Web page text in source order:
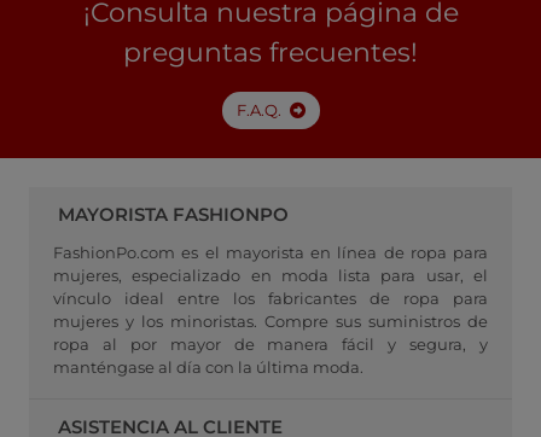
¡Consulta nuestra página de
preguntas frecuentes!
F.A.Q.
MAYORISTA FASHIONPO
FashionPo.com es el mayorista en línea de ropa para
mujeres, especializado en moda lista para usar, el
vínculo ideal entre los fabricantes de ropa para
mujeres y los minoristas. Compre sus suministros de
ropa al por mayor de manera fácil y segura, y
manténgase al día con la última moda.
ASISTENCIA AL CLIENTE